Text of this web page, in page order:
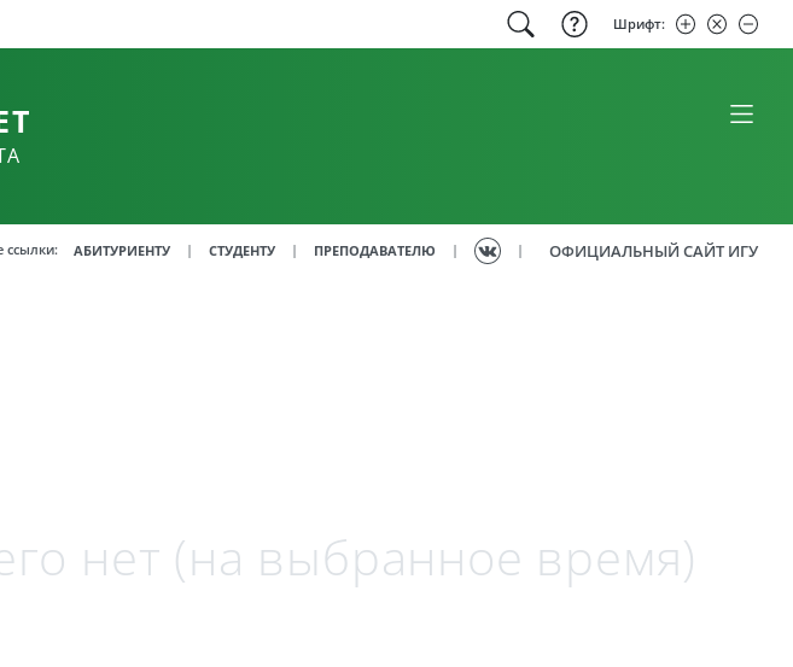
Шрифт:
ссылки: АБИТУРИЕНТУ | СТУДЕНТУ | ПРЕПОДАВАТЕЛЮ | | ОФИЦИАЛЬНЫЙ САЙТ ИГУ
нет (на выбранное время)